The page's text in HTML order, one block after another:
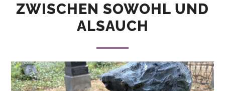
ZWISCHEN SOWOHL UND
ALSAUCH